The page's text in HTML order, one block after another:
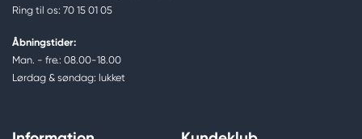
Ring til os: 70 15 01 05
Åbningstider:
Man. - fre.: 08.00-18.00
Lørdag & søndag: lukket